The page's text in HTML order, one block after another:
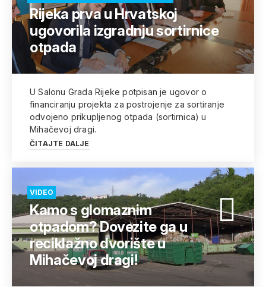
Rijeka prva u Hrvatskoj
ugovorila izgradnju sortirnice
otpada
U Salonu Grada Rijeke potpisan je ugovor o
financiranju projekta za postrojenje za sortiranje
odvojeno prikupljenog otpada (sortirnica) u
Mihačevoj dragi.
ČITAJTE DALJE
VIDEO
Kamo s glomaznim
otpadom? Dovezite ga u
reciklažno dvorište u
Mihačevoj dragi!